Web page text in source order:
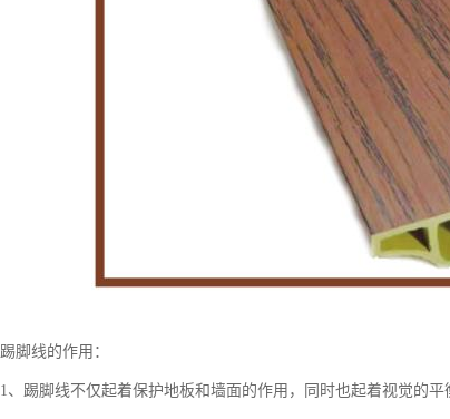
踢脚线的作用：
1、踢脚线不仅起着保护地板和墙面的作用，同时也起着视觉的